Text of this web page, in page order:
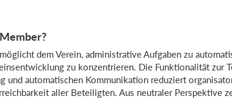
dem Verein, administrative Aufgaben zu
zu konzentrieren. Die Funktionalität zur
und automatischen Kommunikation reduziert
aller Beteiligten. Aus neutraler Perspektive